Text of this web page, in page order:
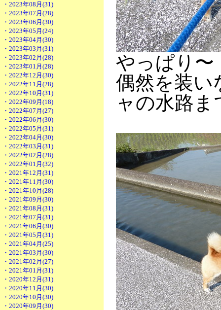
・2023年08月(31)
・2023年07月(28)
・2023年06月(30)
・2023年05月(24)
・2023年04月(30)
・2023年03月(31)
・2023年02月(28)
・2023年01月(28)
・2022年12月(30)
・2022年11月(28)
・2022年10月(31)
・2022年09月(18)
・2022年07月(27)
・2022年06月(30)
・2022年05月(31)
・2022年04月(30)
・2022年03月(31)
・2022年02月(28)
・2022年01月(32)
・2021年12月(31)
・2021年11月(30)
・2021年10月(28)
・2021年09月(30)
・2021年08月(31)
・2021年07月(31)
・2021年06月(30)
・2021年05月(31)
・2021年04月(25)
・2021年03月(30)
・2021年02月(27)
・2021年01月(31)
・2020年12月(31)
・2020年11月(30)
・2020年10月(30)
・2020年09月(30)
やっぱり〜
偶然を装い
ャの水路